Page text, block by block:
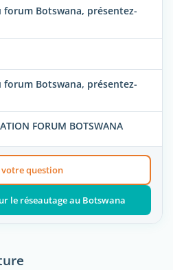
forum Botswana, présentez-
forum Botswana, présentez-
FORUM BOTSWANA
votre question
le réseautage au Botswana